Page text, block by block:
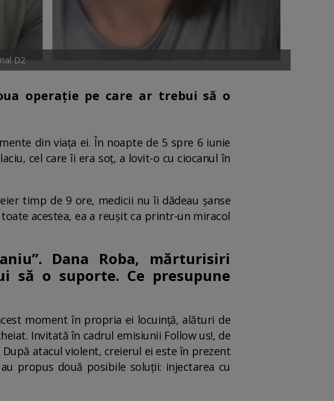
D2
operație pe care ar trebui să o
din viața ei. În noapte de 5 spre 6 iunie
cel care îi era soț, a lovit-o cu ciocanul în
timp de 9 ore, medicii nu îi dădeau șanse
acestea, ea a reușit ca printr-un miracol
Dana Roba, mărturisiri
să o suporte. Ce presupune
moment în propria ei locuință, alături de
Invitată în cadrul emisiunii Follow us!, de
atacul violent, creierul ei este în prezent
propus două posibile soluții: injectarea cu